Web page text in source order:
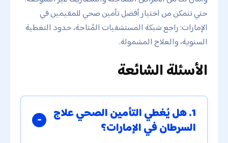
حتي تتمكن من اختيار أفضل تأمين صحي للمقيمين في
الإمارات: راجع شبكة المستشفيات المُتاحة، حدود التغطية
السنوية، والعلاج المشمولة.
الأسئلة الشائعة
1. هل يُغطي التأمين الصحي علاج
السرطان في الإمارات؟